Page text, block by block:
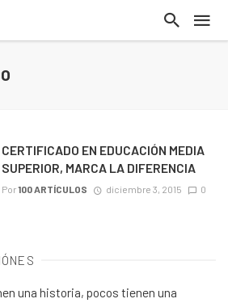
CERTIFICADO EN EDUCACIÓN MEDIA
SUPERIOR, MARCA LA DIFERENCIA
Por100 ARTÍCULOS diciembre 3, 2015 0
una historia, pocos tienen una